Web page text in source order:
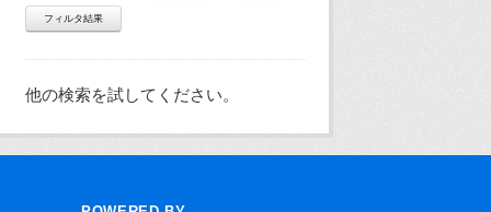
フィルタ結果
他の検索を試してください。